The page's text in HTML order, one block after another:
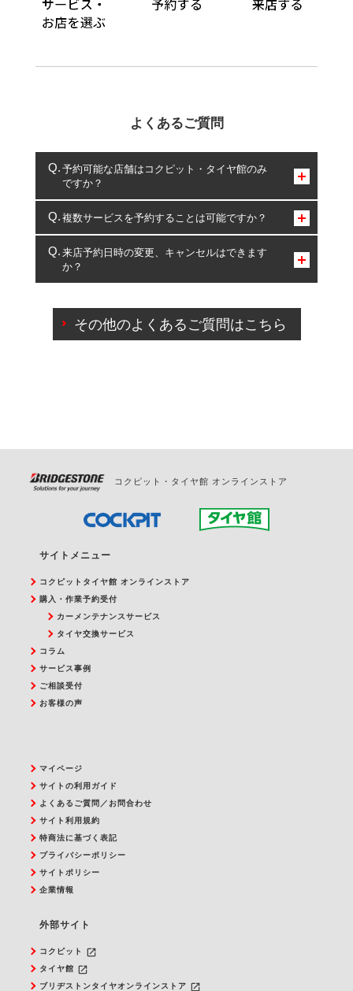
よくあるご質問
予約可能な店舗はコクピット・タイヤ館のみ
ですか？
コクピット・タイヤ館のみとなります。
複数サービスを予約することは可能ですか？
複数サービスのご予約は可能です。
一部の商品・サービスの組み合わせに限り、同時にご予約が
出来ないものもございます。
来店予約日時の変更、キャンセルはできます
か？
ご来店予約日の3営業日前を過ぎている場合のご予約
の日時変更につきましては、直接ご予約の店舗まで
その他のよくあるご質問はこちら
コクピット・タイヤ館 オンラインストア
サイトメニュー
コクピットタイヤ館 オンラインストア
購入・作業予約受付
カーメンテナンスサービス
タイヤ交換サービス
コラム
サービス事例
ご相談受付
お客様の声
マイページ
サイトの利用ガイド
よくあるご質問／お問合わせ
サイト利用規約
特商法に基づく表記
プライバシーポリシー
サイトポリシー
企業情報
外部サイト
コクピット launch
タイヤ館 launch
ブリヂストンタイヤオンラインストア launch